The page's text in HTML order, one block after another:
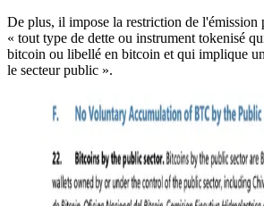
De plus, il impose la restriction de l'émission
« tout type de dette ou instrument tokenisé
bitcoin ou libellé en bitcoin et qui implique
le secteur public ».